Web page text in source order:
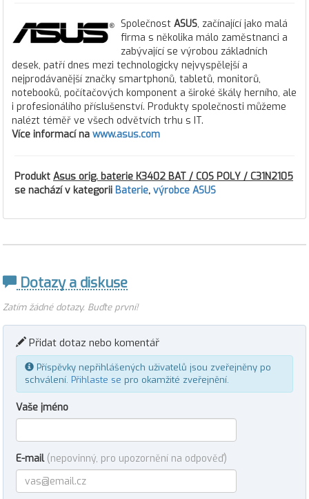
Společnost ASUS, začínající jako malá
firma s několika málo zaměstnanci a
zabývající se výrobou základních
desek, patří dnes mezi technologicky nejvyspělejší a
nejprodávanější značky smartphonů, tabletů, monitorů,
notebooků, počítačových komponent a široké škály herního, ale
i profesionálího příslušenství. Produkty společnosti můžeme
nalézt téměř ve všech odvětvích trhu s IT.
Více informací na www.asus.com
Produkt Asus orig. baterie K3402 BAT / COS POLY / C31N2105
se nachází v kategorii Baterie, výrobce ASUS
Dotazy a diskuse
Zatím žádné dotazy. Buďte první!
Přidat dotaz nebo komentář
Příspěvky nepřihlášených uživatelů jsou zveřejněny po
schválení. Přihlaste se pro okamžité zveřejnění.
Vaše jméno
E-mail (nepovinný, pro upozornění na odpověď)